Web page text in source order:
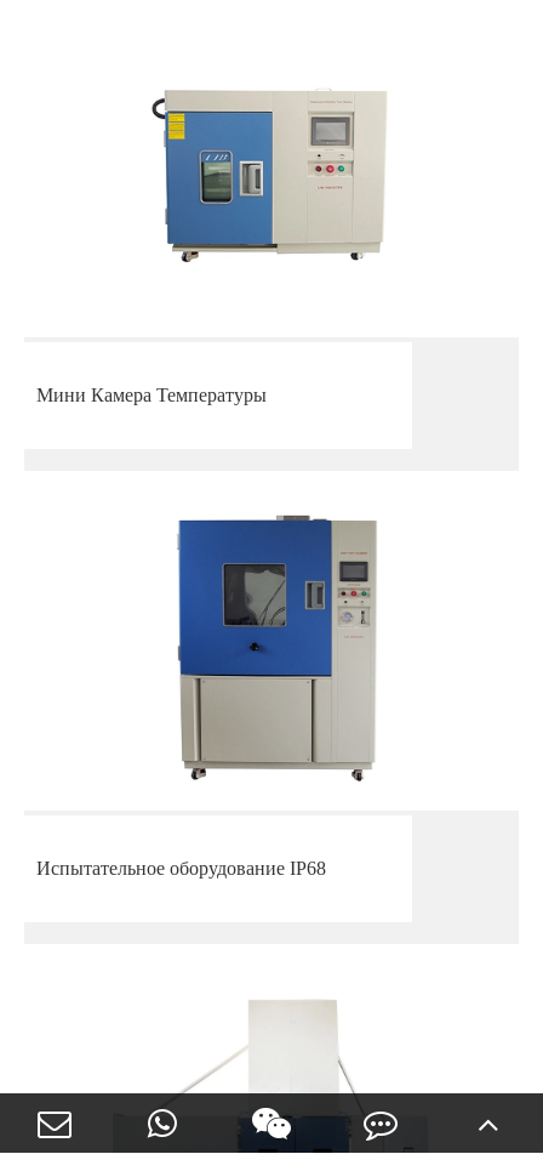
Мини Камера Температуры
Испытательное оборудование IP68